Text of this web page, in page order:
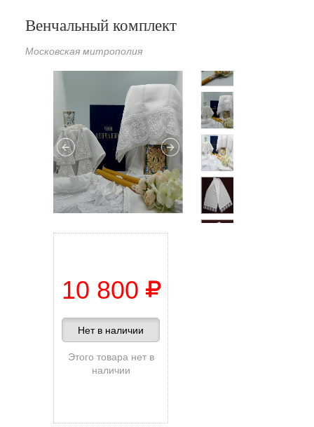
Венчальный комплект
Московская митрополия
10 800
Нет в наличии
Этого товара нет в
наличии